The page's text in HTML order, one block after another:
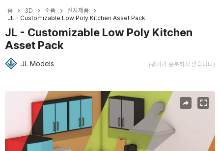
홈 3D 소품
전자제품
JL - Customizable Low Poly Kitchen Asset Pack
JL - Customizable Low Poly Kitchen
Asset Pack
JL Models (평가가 충분하지 않습니다)
현재 슬라이드: 1 / 7